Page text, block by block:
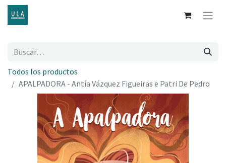
Todos los productos
APALPADORA - Antía Vázquez Figueiras e Patri De Pedro